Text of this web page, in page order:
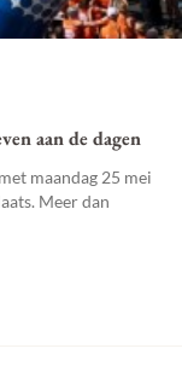
aan de dagen
maandag 25 mei
Meer dan